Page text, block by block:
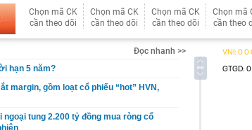
Chọn mã CK
cần theo dõi
Chọn mã CK
cần theo dõi
Chọn mã CK
cần theo dõi
Chọn mã
cần theo
Đọc nhanh >>
hạn 5 năm?
margin, gồm loạt cổ phiếu “hot” HVN,
tung 2.200 tỷ đồng mua ròng cổ